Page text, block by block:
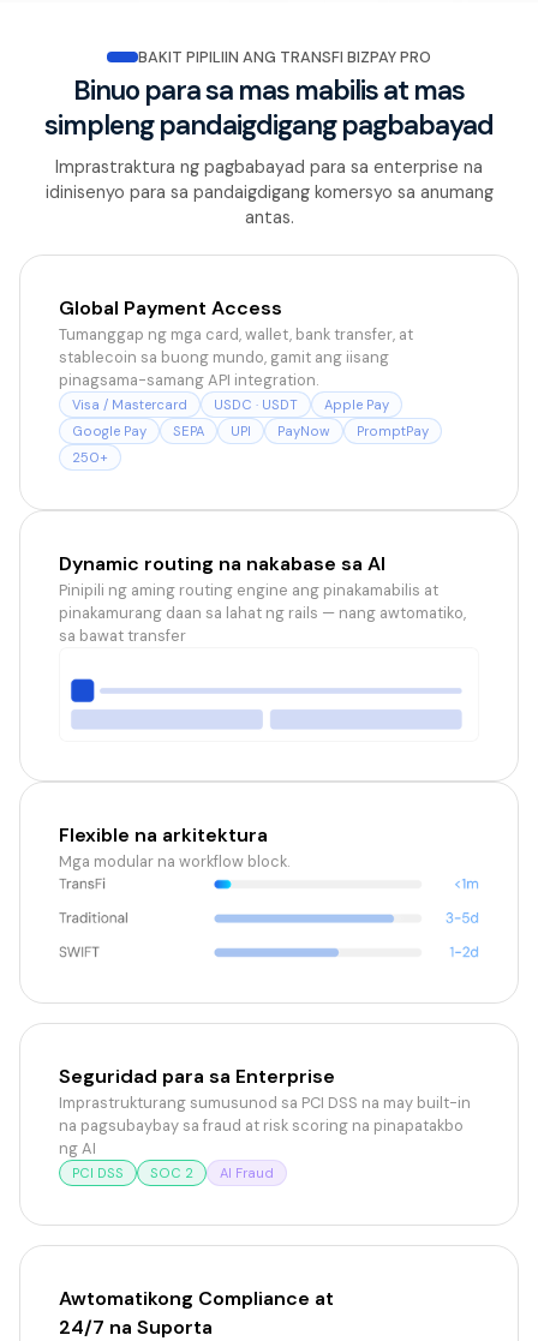
BAKIT PIPILIIN ANG TRANSFI BIZPAY PRO
Binuo para sa mas mabilis at mas
simpleng pandaigdigang pagbabayad
Imprastraktura ng pagbabayad para sa enterprise na
idinisenyo para sa pandaigdigang komersyo sa anumang
antas.
Global Payment Access
Tumanggap ng mga card, wallet, bank transfer, at
stablecoin sa buong mundo, gamit ang iisang
pinagsama-samang API integration.
Visa / Mastercard USDC · USDT
Apple Pay
Google Pay
SEPA UPI PayNow
PromptPay
250+
Dynamic routing na nakabase sa AI
Pinipili ng aming routing engine ang pinakamabilis at
pinakamurang daan sa lahat ng rails — nang awtomatiko,
sa bawat transfer
Flexible na arkitektura
Mga modular na workflow block.
Seguridad para sa Enterprise
Imprastrukturang sumusunod sa PCI DSS na may built-in
na pagsubaybay sa fraud at risk scoring na pinapatakbo
ng AI
PCI DSS SOC 2 AI Fraud
Awtomatikong Compliance at
24/7 na Suporta